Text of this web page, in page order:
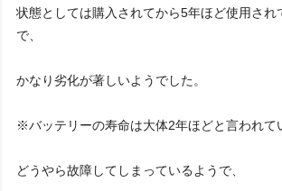
状態としては購入されてから5年ほど使用され
で、
かなり劣化が著しいようでした。
※バッテリーの寿命は大体2年ほどと言われて
どうやら故障してしまっているようで、